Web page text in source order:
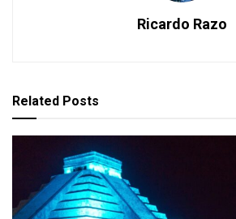
Ricardo Razo
Related Posts